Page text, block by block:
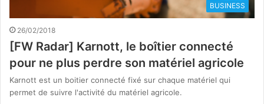
BUSINESS
26/02/2018
[FW Radar] Karnott, le boîtier connecté
pour ne plus perdre son matériel agricole
Karnott est un boitier connecté fixé sur chaque matériel qui
permet de suivre l'activité du matériel agricole.